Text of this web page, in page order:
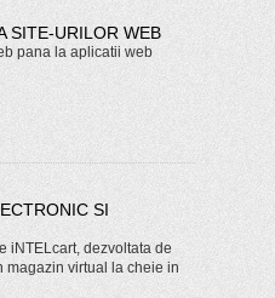
SITE-URILOR WEB
pana la aplicatii web
SI
iNTELcart, dezvoltata de
magazin virtual la cheie in